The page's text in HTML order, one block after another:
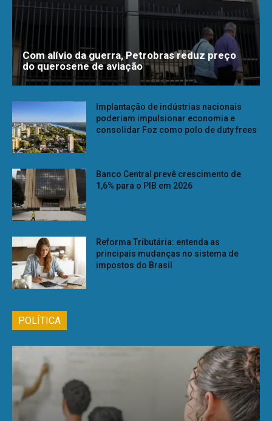
Com alívio da guerra, Petrobras reduz preço
do querosene de aviação
Implantação de indústrias nacionais
poderiam impulsionar economia e
consolidar Foz como polo de duty frees
Banco Central prevê crescimento de
1,6% para o PIB em 2026
Reforma Tributária: entenda as
principais mudanças no sistema de
impostos do Brasil
POLÍTICA